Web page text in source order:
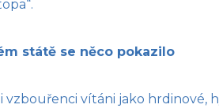
státě se něco pokazilo
vzbouřenci vítáni jako hrdinové,